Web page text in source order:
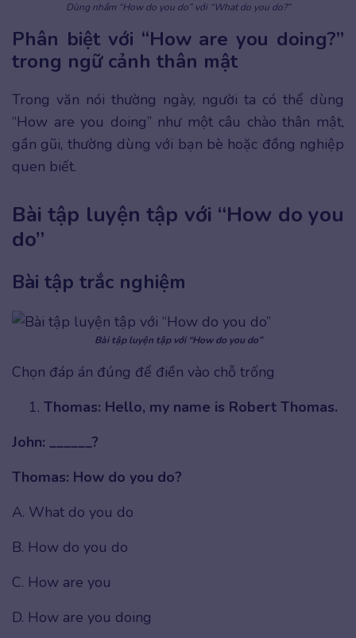
Dùng nhầm “How do you do” với “What do you do?”
Phân biệt với “How are you doing?”
trong ngữ cảnh thân mật
Trong văn nói thường ngày, người ta có thể dùng
“How are you doing” như một câu chào thân mật,
gần gũi, thường dùng với bạn bè hoặc đồng nghiệp
quen biết.
Bài tập luyện tập với “How do you
do”
Bài tập trắc nghiệm
Bài tập luyện tập với “How do you do”
Chọn đáp án đúng để điền vào chỗ trống
Thomas: Hello, my name is Robert Thomas.
John: ______?
Thomas: How do you do?
A. What do you do
B. How do you do
C. How are you
D. How are you doing